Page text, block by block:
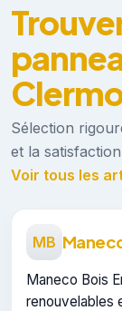
Sélection
et la
Voir tous les
MB
Maneco Bois
renouvelables